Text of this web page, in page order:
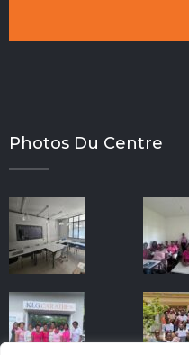
Photos Du Centre